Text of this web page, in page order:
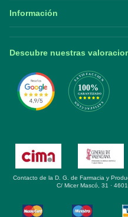
Información
Descubre nuestras
Contacto de la D. G. de Farmacia y
C/ Micer Mascó, 31 ·